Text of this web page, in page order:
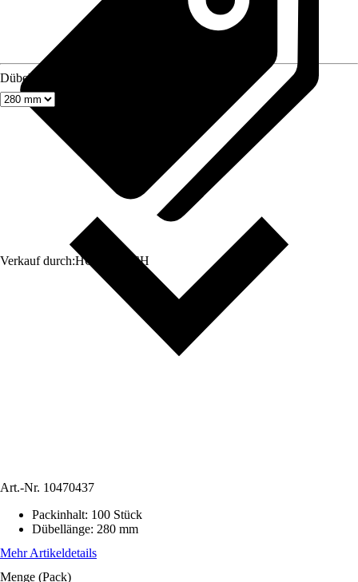
Verkauf durch:HORNBACH
Dübellänge
Art.-Nr. 10470437
Packinhalt: 100 Stück
Dübellänge: 280 mm
Mehr Artikeldetails
Menge (Pack)